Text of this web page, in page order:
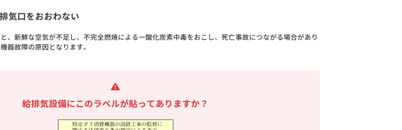
気口をおおわない
、新鮮な空気が不足し、不完全燃焼による一酸化炭素中毒をおこし、死亡事故につながる場合があり
器故障の原因となります。
給排気設備にこのラベルが貼ってありますか？